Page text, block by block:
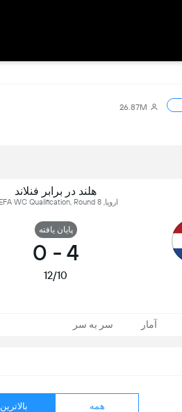
26.87M
هلند در برابر فنلاند
اروپا, UEFA WC Qualification, Round 8
پایان یافته
4
-
0
12/10
آمار سر به سر
همه بالاترین